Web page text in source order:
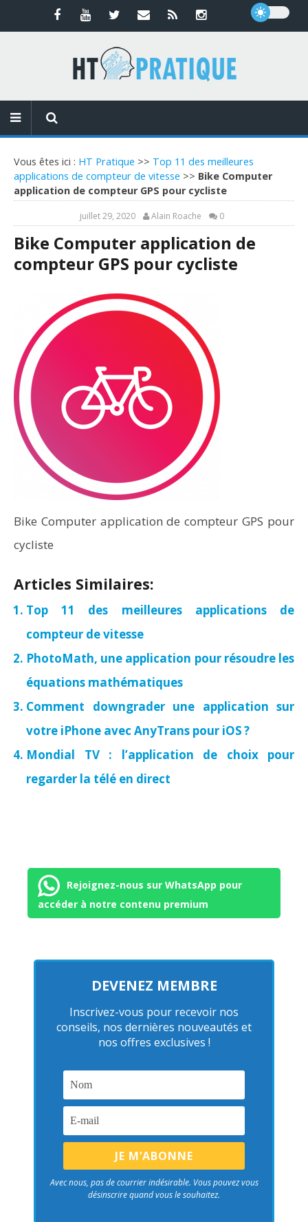
Vous êtes ici : HT Pratique >> Top 11 des meilleures
applications de compteur de vitesse >> Bike Computer
application de compteur GPS pour cycliste
juillet 29, 2020 Alain Roache 0
Bike Computer application de
compteur GPS pour cycliste
Bike Computer application de compteur GPS pour
cycliste
Articles Similaires:
Top 11 des meilleures applications de
compteur de vitesse
PhotoMath, une application pour résoudre les
équations mathématiques
Comment downgrader une application sur
votre iPhone avec AnyTrans pour iOS ?
Mondial TV : l’application de choix pour
regarder la télé en direct
Rejoignez-nous sur WhatsApp pour
accéder à notre contenu premium
DEVENEZ MEMBRE
Inscrivez-vous pour recevoir nos
conseils, nos dernières nouveautés et
nos offres exclusives !
Avec nous, pas de courrier indésirable. Vous pouvez vous
désinscrire quand vous le souhaitez.